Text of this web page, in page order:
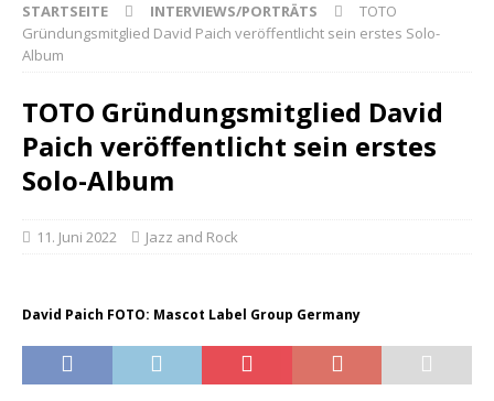
STARTSEITE INTERVIEWS/PORTRÄTS
TOTO
Gründungsmitglied David Paich veröffentlicht sein erstes Solo-
Album
TOTO Gründungsmitglied David
Paich veröffentlicht sein erstes
Solo-Album
11. Juni 2022 Jazz and Rock
David Paich FOTO: Mascot Label Group Germany